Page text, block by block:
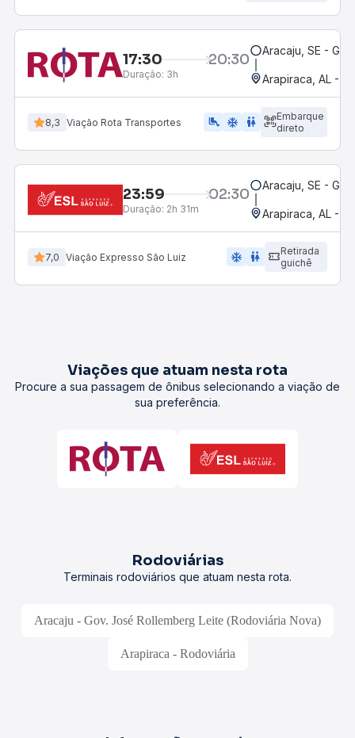
17:30 20:30
Duração: 3h
Aracaju, SE -
Arapiraca, AL -
8,3 Viação Rota Transportes airline_seat_legroom_extra ac_unit WC
Embarque
direto
23:59 02:30
Duração: 2h 31m
Aracaju, SE -
Arapiraca, AL -
7,0 Viação Expresso São Luiz ac_unit wc
Retirada
guichê
Viações que atuam nesta rota
Procure a sua passagem de ônibus selecionando a viação de
sua preferência.
Rodoviárias
Terminais rodoviários que atuam nesta rota.
Aracaju - Gov. José Rollemberg Leite (Rodoviária Nova)
Arapiraca - Rodoviária